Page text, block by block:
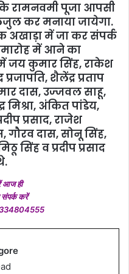
रामनवमी पूजा आपसी
कर मनाया जायेगा.
अखाड़ा में जा कर संपर्क
में आने का
जय कुमार सिंह, राकेश
शैलेंद्र प्रताप
दास, उज्‍जवल साहू,
मिश्रा, अं‍कित पांडेय,
प्रसाद, राजेश
गौरव दास, सोनू सिंह,
सिंह व प्रदीप प्रसाद
आज ही
संपर्क करें